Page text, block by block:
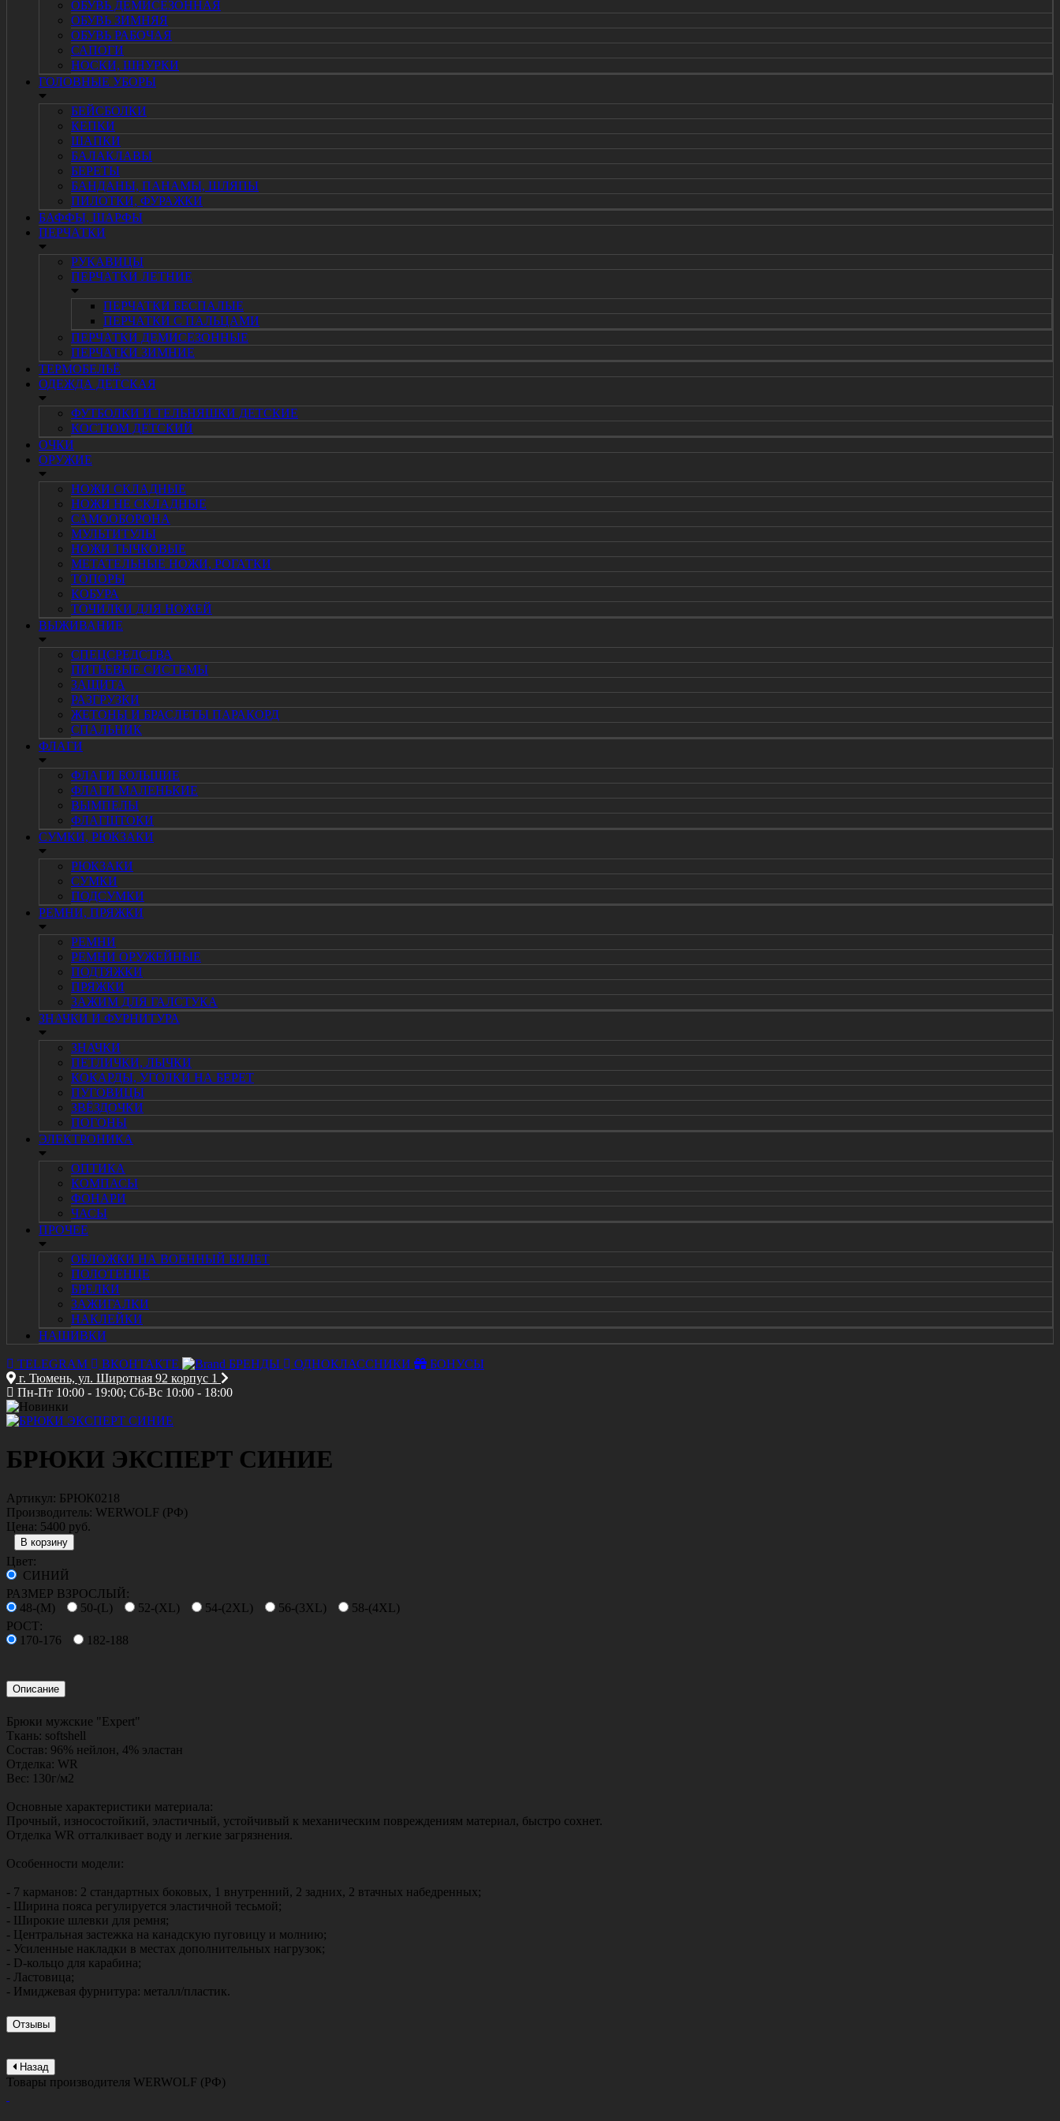
ОБУВЬ ДЕМИСЕЗОННАЯ
ОБУВЬ ЗИМНЯЯ
ОБУВЬ РАБОЧАЯ
САПОГИ
НОСКИ, ШНУРКИ
ГОЛОВНЫЕ УБОРЫ
БЕЙСБОЛКИ
КЕПКИ
ШАПКИ
БАЛАКЛАВЫ
БЕРЕТЫ
БАНДАНЫ, ПАНАМЫ, ШЛЯПЫ
ПИЛОТКИ, ФУРАЖКИ
БАФФЫ, ШАРФЫ
ПЕРЧАТКИ
РУКАВИЦЫ
ПЕРЧАТКИ ЛЕТНИЕ
ПЕРЧАТКИ БЕСПАЛЫЕ
ПЕРЧАТКИ С ПАЛЬЦАМИ
ПЕРЧАТКИ ДЕМИСЕЗОННЫЕ
ПЕРЧАТКИ ЗИМНИЕ
ТЕРМОБЕЛЬЁ
ОДЕЖДА ДЕТСКАЯ
ФУТБОЛКИ И ТЕЛЬНЯШКИ ДЕТСКИЕ
КОСТЮМ ДЕТСКИЙ
ОЧКИ
ОРУЖИЕ
НОЖИ СКЛАДНЫЕ
НОЖИ НЕ СКЛАДНЫЕ
САМООБОРОНА
МУЛЬТИТУЛЫ
НОЖИ ТЫЧКОВЫЕ
МЕТАТЕЛЬНЫЕ НОЖИ, РОГАТКИ
ТОПОРЫ
КОБУРА
ТОЧИЛКИ ДЛЯ НОЖЕЙ
ВЫЖИВАНИЕ
СПЕЦСРЕДСТВА
ПИТЬЕВЫЕ СИСТЕМЫ
ЗАЩИТА
РАЗГРУЗКИ
ЖЕТОНЫ И БРАСЛЕТЫ ПАРАКОРД
СПАЛЬНИК
ФЛАГИ
ФЛАГИ БОЛЬШИЕ
ФЛАГИ МАЛЕНЬКИЕ
ВЫМПЕЛЫ
ФЛАГШТОКИ
СУМКИ, РЮКЗАКИ
РЮКЗАКИ
СУМКИ
ПОДСУМКИ
РЕМНИ, ПРЯЖКИ
РЕМНИ
РЕМНИ ОРУЖЕЙНЫЕ
ПОДТЯЖКИ
ПРЯЖКИ
ЗАЖИМ ДЛЯ ГАЛСТУКА
ЗНАЧКИ И ФУРНИТУРА
ЗНАЧКИ
ПЕТЛИЧКИ, ЛЫЧКИ
КОКАРДЫ, УГОЛКИ НА БЕРЕТ
ПУГОВИЦЫ
ЗВЁЗДОЧКИ
ПОГОНЫ
ЭЛЕКТРОНИКА
ОПТИКА
КОМПАСЫ
ФОНАРИ
ЧАСЫ
ПРОЧЕЕ
ОБЛОЖКИ НА ВОЕННЫЙ БИЛЕТ
ПОЛОТЕНЦЕ
БРЕЛКИ
ЗАЖИГАЛКИ
НАКЛЕЙКИ
НАШИВКИ
TELEGRAM ВКОНТАКТЕ БРЕНДЫ ОДНОКЛАССНИКИ
БОНУСЫ
г. Тюмень, ул. Широтная 92 корпус 1
Пн-Пт 10:00 - 19:00; Сб-Вс 10:00 - 18:00
БРЮКИ ЭКСПЕРТ СИНИЕ
Артикул: БРЮК0218
Производитель: WERWOLF (РФ)
Цена: 5400 руб.
Цвет:
СИНИЙ
РАЗМЕР ВЗРОСЛЫЙ:
48-(M)
50-(L) 52-(XL) 54-(2XL) 56-(3XL)
58-(4XL)
РОСТ:
170-176
182-188
Описание
Брюки мужские "Expert"
Ткань: softshell
Состав: 96% нейлон, 4% эластан
Отделка: WR
Вес: 130г/м2
Основные характеристики материала:
Прочный, износостойкий, эластичный, устойчивый к механическим повреждениям материал, быстро сохнет.
Отделка WR отталкивает воду и легкие загрязнения.
Особенности модели:
- 7 карманов: 2 стандартных боковых, 1 внутренний, 2 задних, 2 втачных набедренных;
- Ширина пояса регулируется эластичной тесьмой;
- Широкие шлевки для ремня;
- Центральная застежка на канадскую пуговицу и молнию;
- Усиленные накладки в местах дополнительных нагрузок;
- D-кольцо для карабина;
- Ластовица;
- Имиджевая фурнитура: металл/пластик.
Отзывы
Назад
Товары производителя WERWOLF (РФ)